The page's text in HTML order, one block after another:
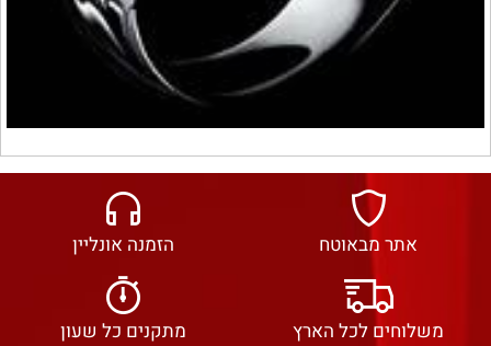
אתר מבאוטח הזמנה אונליין
משלוחים לכל הארץ מתקנים כל שעון